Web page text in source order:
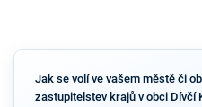
Jak se volí ve vašem městě či
zastupitelstev krajů v obci Dívčí